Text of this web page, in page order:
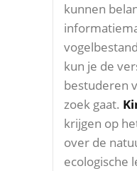
kunnen
kun je de
bestuderen
zoek gaat.
krijgen op
over de
ecologische